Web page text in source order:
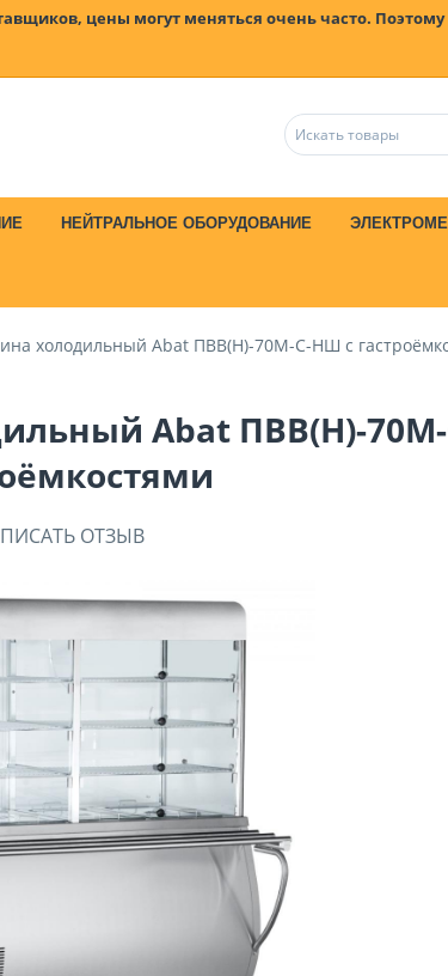
цены могут меняться очень часто.
НЕЙТРАЛЬНОЕ ОБОРУДОВАНИЕ
холодильный Abat ПВВ(Н)-70М-С-НШ с
Abat ПВВ(Н)-
ОТЗЫВ